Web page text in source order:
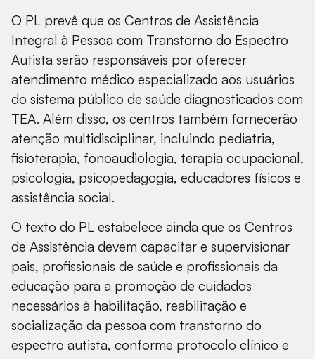
O PL prevê que os Centros de Assistência
Integral à Pessoa com Transtorno do Espectro
Autista serão responsáveis por oferecer
atendimento médico especializado aos usuários
do sistema público de saúde diagnosticados com
TEA. Além disso, os centros também fornecerão
atenção multidisciplinar, incluindo pediatria,
fisioterapia, fonoaudiologia, terapia ocupacional,
psicologia, psicopedagogia, educadores físicos e
assistência social.
O texto do PL estabelece ainda que os Centros
de Assistência devem capacitar e supervisionar
pais, profissionais de saúde e profissionais da
educação para a promoção de cuidados
necessários à habilitação, reabilitação e
socialização da pessoa com transtorno do
espectro autista, conforme protocolo clínico e